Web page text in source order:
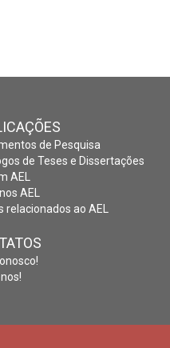
de Pesquisa
de Teses e Dissertações
AEL
AEL
relacionados ao AEL